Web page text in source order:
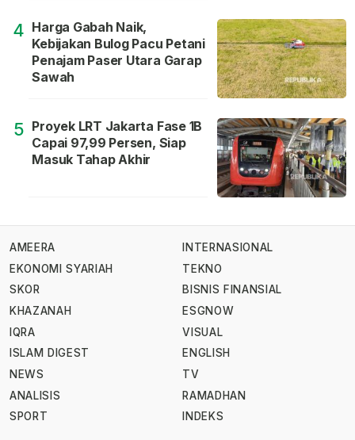
4 Harga Gabah Naik,
Kebijakan Bulog Pacu Petani
Penajam Paser Utara Garap
Sawah
5 Proyek LRT Jakarta Fase 1B
Capai 97,99 Persen, Siap
Masuk Tahap Akhir
AMEERA
EKONOMI SYARIAH
SKOR
KHAZANAH
IQRA
ISLAM DIGEST
NEWS
ANALISIS
SPORT
INTERNASIONAL
TEKNO
BISNIS FINANSIAL
ESGNOW
VISUAL
ENGLISH
TV
RAMADHAN
INDEKS